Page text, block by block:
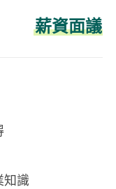
薪資面議
知識